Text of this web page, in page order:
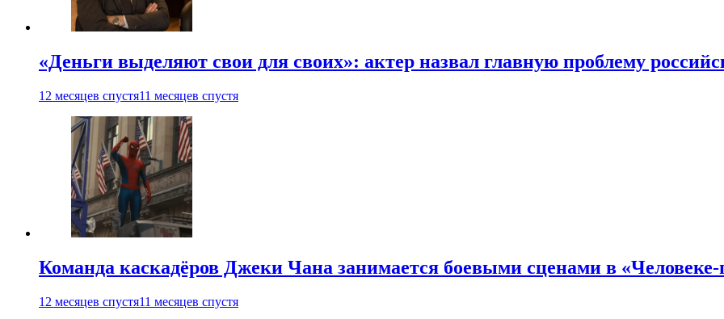
«Деньги выделяют свои для своих»: актер назвал главную проблему
12 месяцев спустя11 месяцев спустя
Команда каскадёров Джеки Чана занимается боевыми сценами в «Человеке-
12 месяцев спустя11 месяцев спустя